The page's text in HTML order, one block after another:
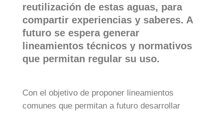
reutilización de estas aguas, para
compartir experiencias y saberes. A
futuro se espera generar
lineamientos técnicos y normativos
que permitan regular su uso.
Con el objetivo de proponer lineamientos
comunes que permitan a futuro desarrollar